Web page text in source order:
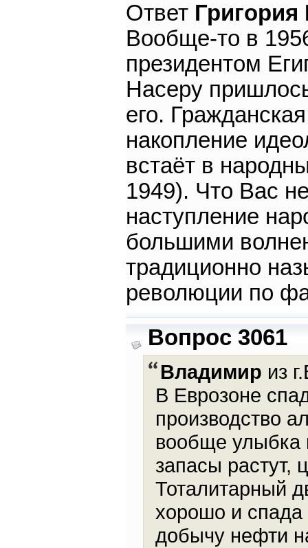
Ответ
Вообще-то в
президентом
Насеру
его.
накопление
встаёт в
1949). Что Вас
наступление
большими
традиционно
революции по
Вопрос 3061
Владимир из
В Еврозоне
производство
вообще улыбка
запасы растут,
Тоталитарный
хорошо и спада
добычу нефти